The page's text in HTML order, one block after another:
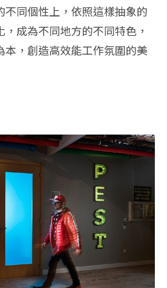
不同個性上，依照這樣抽象的
成為不同地方的不同特色，
本，創造高效能工作氛圍的美